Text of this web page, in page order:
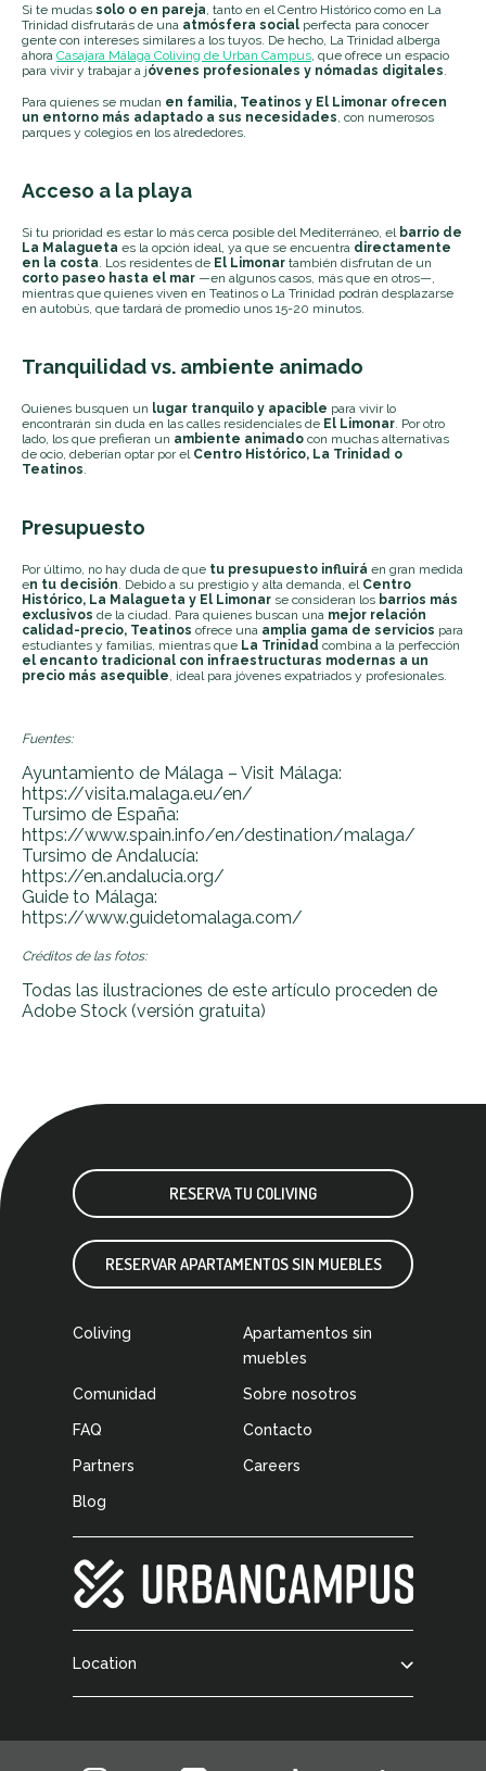
Si te mudas solo o en pareja , tanto en el Centro Histórico como en La
Trinidad disfrutarás de una atmósfera social perfecta para conocer
gente con intereses similares a los tuyos. De hecho, La Trinidad alberga
ahora Casajara Málaga Coliving de Urban Campus , que ofrece un espacio
para vivir y trabajar a jóvenes profesionales y nómadas digitales
Para quienes se mudan en familia, Teatinos y El Limonar ofrecen
un entorno más adaptado a sus necesidades , con numerosos
parques y colegios en los alrededores.
Acceso a la playa
Si tu prioridad es estar lo más cerca posible del Mediterráneo, el barrio de
La Malagueta es la opción ideal, ya que se encuentra directamente
en la costa . Los residentes de El Limonar también disfrutan de un
corto paseo hasta el mar —en algunos casos, más que en otros—,
mientras que quienes viven en Teatinos o La Trinidad podrán desplazarse
en autobús, que tardará de promedio unos 15-20 minutos.
Tranquilidad vs. ambiente animado
Quienes busquen un lugar tranquilo y apacible para vivir lo
encontrarán sin duda en las calles residenciales de El Limonar . Por otro
lado, los que prefieran un ambiente animado con muchas alternativas
de ocio, deberían optar por el Centro Histórico, La Trinidad o
Teatinos
Presupuesto
Por último, no hay duda de que tu presupuesto influirá en gran medida
en tu decisión . Debido a su prestigio y alta demanda, el Centro
Histórico, La Malagueta y El Limonar se consideran los barrios más
exclusivos de la ciudad. Para quienes buscan una mejor relación
calidad-precio, Teatinos ofrece una amplia gama de servicios para
estudiantes y familias, mientras que La Trinidad combina a la perfección
el encanto tradicional con infraestructuras modernas a un
precio más asequible , ideal para jóvenes expatriados y profesionales.
Fuentes:
Ayuntamiento de Málaga – Visit Málaga:
https://visita.malaga.eu/en/
Tursimo de España:
https://www.spain.info/en/destination/malaga/
Tursimo de Andalucía:
https://en.andalucia.org/
Guide to Málaga:
https://www.guidetomalaga.com/
Créditos de las fotos:
Todas las ilustraciones de este artículo proceden de
Adobe Stock (versión gratuita)
Location
RESERVA TU COLIVING
RESERVAR APARTAMENTOS SIN MUEBLES
Coliving
Apartamentos sin
muebles
Comunidad Sobre nosotros
FAQ Contacto
Partners Careers
Blog